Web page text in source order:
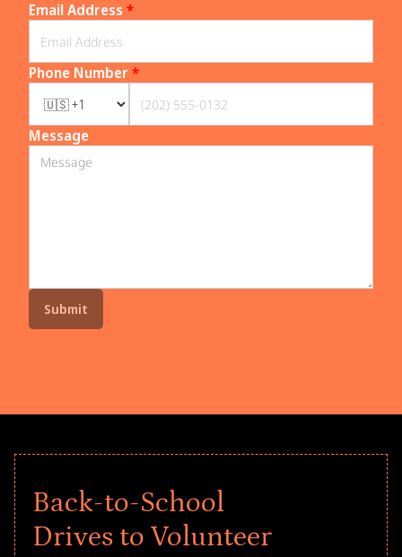
Email Address *
Phone Number*
Message
Back-to-School
Drives to Volunteer